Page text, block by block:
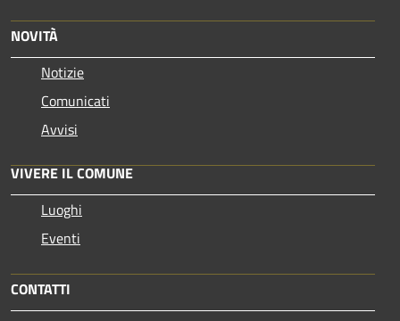
NOVITÀ
Notizie
Comunicati
Avvisi
VIVERE IL COMUNE
Luoghi
Eventi
CONTATTI